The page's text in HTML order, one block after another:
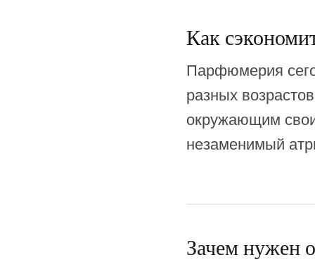
Как
Парфюмерия
разных
окружающим
незаменимый
Зачем нужен